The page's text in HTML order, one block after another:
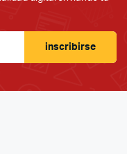
inscribirse